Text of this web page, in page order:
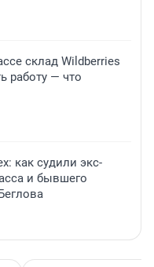
склад Wildberries
работу — что
как судили экс-
и бывшего